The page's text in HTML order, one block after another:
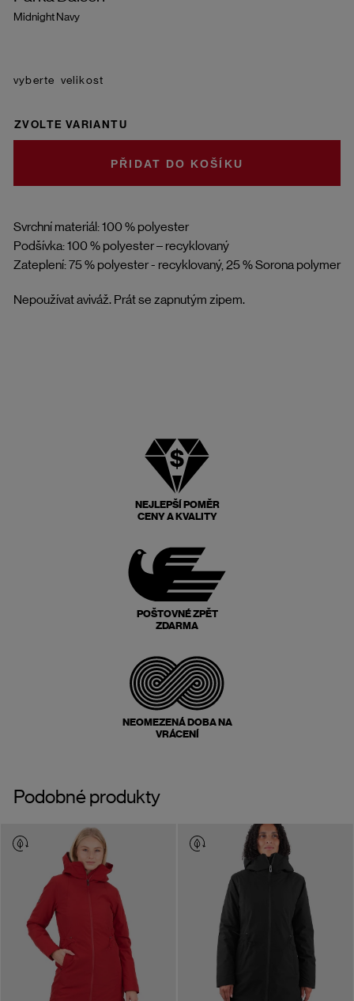
Midnight Navy
Svrchní materiál: 100 % polyester
Podšívka: 100 % polyester – recyklovaný
Zateplení: 75 % polyester - recyklovaný, 25 % Sorona polymer
Nepoužívat aviváž. Prát se zapnutým zipem.
velikost
ZVOLTE VARIANTU
DO KOŠÍKU
NEJLEPŠÍ POMĚR
CENY A KVALITY
POŠTOVNÉ ZPĚT
ZDARMA
NEOMEZENÁ DOBA NA
VRÁCENÍ
Podobné produkty